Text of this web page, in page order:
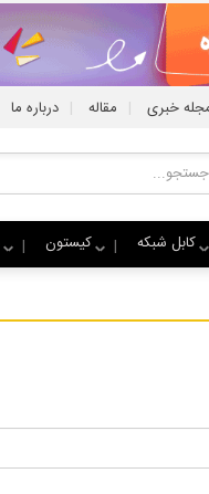
خبری | مقاله | درباره ما
کیستون کابل شبکه